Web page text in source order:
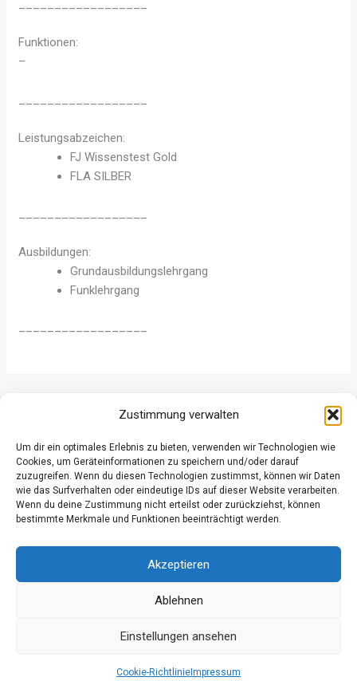
Zustimmung verwalten
Um dir ein optimales Erlebnis zu bieten, verwenden wir Technologien wie
Cookies, um Geräteinformationen zu speichern und/oder darauf
zuzugreifen. Wenn du diesen Technologien zustimmst, können wir Daten
wie das Surfverhalten oder eindeutige IDs auf dieser Website verarbeiten.
Wenn du deine Zustimmung nicht erteilst oder zurückziehst, können
bestimmte Merkmale und Funktionen beeinträchtigt werden.
Akzeptieren
Ablehnen
Einstellungen ansehen
Cookie-Richtlinie Impressum
Funktionen:
–
Leistungsabzeichen:
FJ Wissenstest Gold
FLA SILBER
Ausbildungen:
Grundausbildungslehrgang
Funklehrgang
Datenschutz